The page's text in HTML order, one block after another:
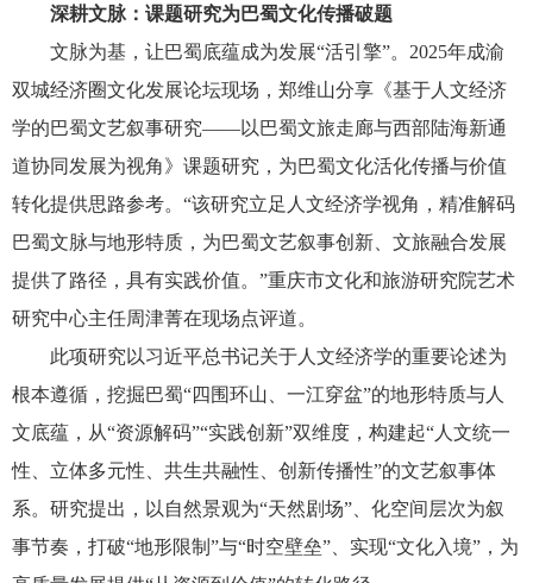
深耕文脉：课题研究为巴蜀文化传播破题
文脉为基，让巴蜀底蕴成为发展“活引擎”。2025年成渝
双城经济圈文化发展论坛现场，郑维山分享《基于人文经济
学的巴蜀文艺叙事研究——以巴蜀文旅走廊与西部陆海新通
道协同发展为视角》课题研究，为巴蜀文化活化传播与价值
转化提供思路参考。“该研究立足人文经济学视角，精准解码
巴蜀文脉与地形特质，为巴蜀文艺叙事创新、文旅融合发展
提供了路径，具有实践价值。”重庆市文化和旅游研究院艺术
研究中心主任周津菁在现场点评道。
此项研究以习近平总书记关于人文经济学的重要论述为
根本遵循，挖掘巴蜀“四围环山、一江穿盆”的地形特质与人
文底蕴，从“资源解码”“实践创新”双维度，构建起“人文统一
性、立体多元性、共生共融性、创新传播性”的文艺叙事体
系。研究提出，以自然景观为“天然剧场”、化空间层次为叙
事节奏，打破“地形限制”与“时空壁垒”、实现“文化入境”，为